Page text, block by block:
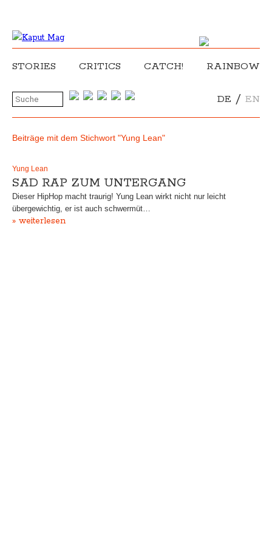
STORIES CRITICS CATCH! RAINBOW
DE / EN
Beiträge mit dem Stichwort "Yung Lean"
Yung Lean
SAD RAP ZUM UNTERGANG
Dieser HipHop macht traurig! Yung Lean wirkt nicht nur leicht
übergewichtig, er ist auch schwermüt…
» weiterlesen